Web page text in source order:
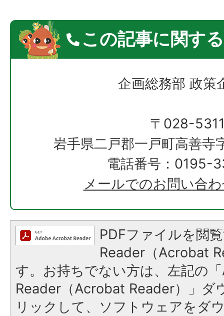
この記事に関す
企画総務部 政策
〒028-
岩手県二戸郡一戸町高善寺
電話番号：0195-
メールでのお問い合
PDFファイルを閲
Reader（Acrobat
す。お持ちでない方は、左記の
Reader（Acrobat Reader）」ダ
リックして、ソフトウェアをダ